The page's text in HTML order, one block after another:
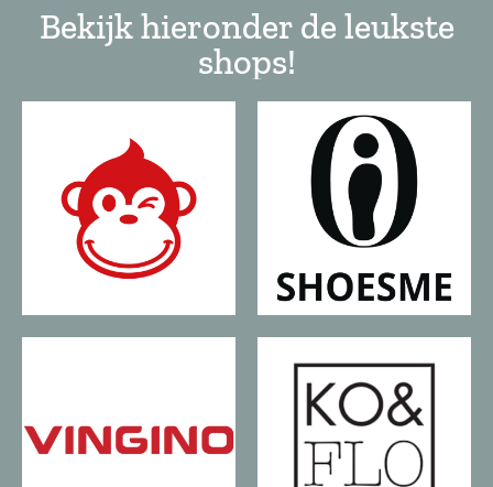
Bekijk hieronder de leukste
shops!